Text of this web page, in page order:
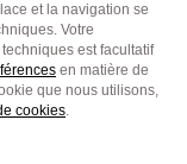
Policy
France
et la navigation se
Votre
est facultatif
en matière de
que nous utilisons,
cookies.